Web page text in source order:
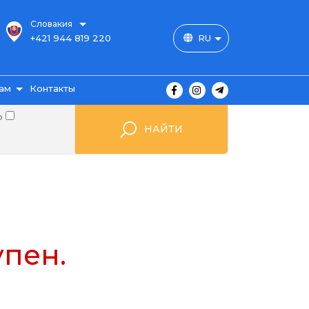
Словакия
+421 944 819 220 RU
Контакты
НАЙТИ